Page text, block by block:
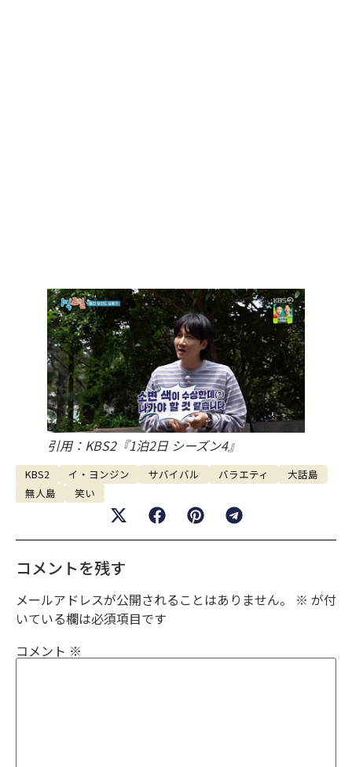
引用：KBS2『1泊2日 シーズン4』
KBS2 イ・ヨンジン サバイバル バラエティ
大話島
無人島
笑い
コメントを残す
メールアドレスが公開されることはありません。 ※ が付
いている欄は必須項目です
コメント ※